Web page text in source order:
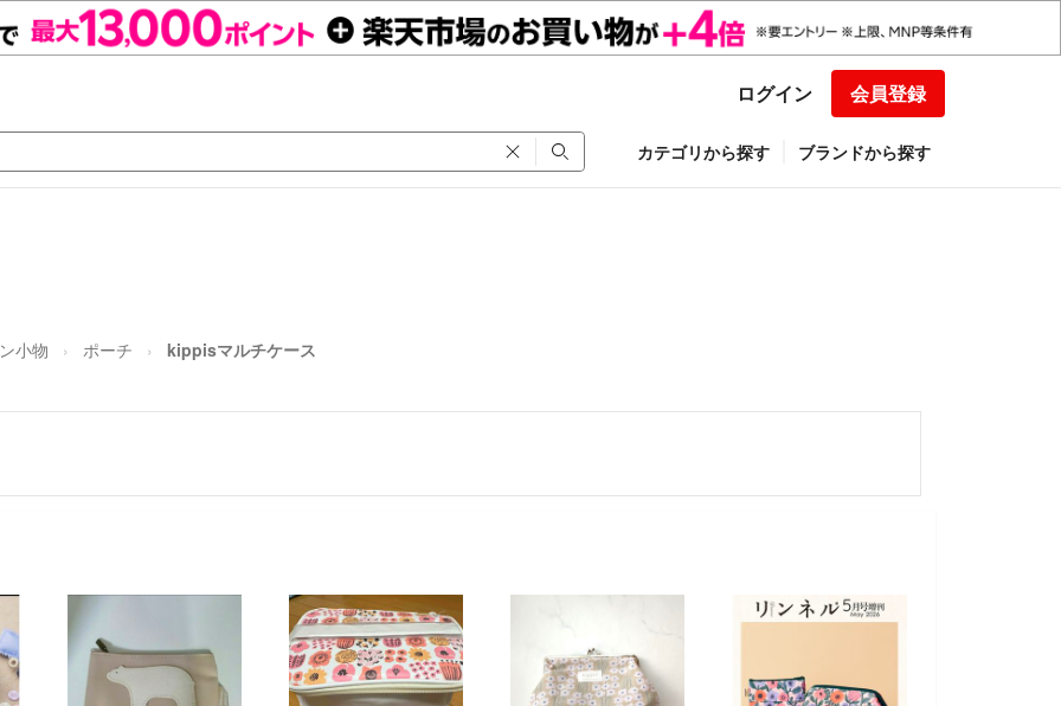
ログイン 会員登録
カテゴリから探す ブランドから探す
小物 ポーチ kippisマルチケース